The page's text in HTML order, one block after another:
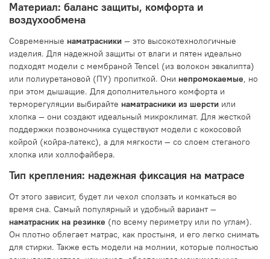
Материал: баланс защиты, комфорта и
воздухообмена
Современные наматрасники — это высокотехнологичные
изделия. Для надежной защиты от влаги и пятен идеально
подходят модели с мембраной Tencel (из волокон эвкалипта)
или полиуретановой (ПУ) пропиткой. Они непромокаемые, но
при этом дышащие. Для дополнительного комфорта и
терморегуляции выбирайте наматрасники из шерсти или
хлопка — они создают идеальный микроклимат. Для жесткой
поддержки позвоночника существуют модели с кокосовой
койрой (койра-латекс), а для мягкости — со слоем стеганого
хлопка или холлофайбера.
Тип крепления: надежная фиксация на матрасе
От этого зависит, будет ли чехол сползать и комкаться во
время сна. Самый популярный и удобный вариант —
наматрасник на резинке (по всему периметру или по углам).
Он плотно облегает матрас, как простыня, и его легко снимать
для стирки. Также есть модели на молнии, которые полностью